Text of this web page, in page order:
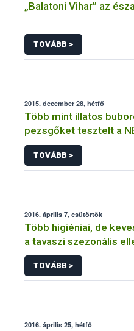
„Balatoni Vihar” az
TOVÁBB >
2015. december 28, hétfő
Több mint illatos
pezsgőket tesztelt a
TOVÁBB >
2016. április 7, csütörtök
Több higiéniai, de
a tavaszi szezonális
TOVÁBB >
2016. április 25, hétfő